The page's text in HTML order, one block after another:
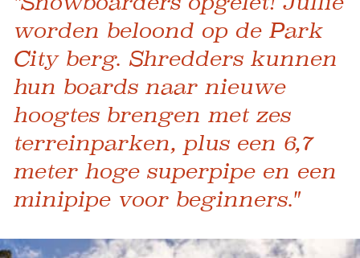
worden beloond op de Park
City berg. Shredders kunnen
hun boards naar nieuwe
hoogtes brengen met zes
terreinparken, plus een 6,7
meter hoge superpipe en een
minipipe voor beginners."